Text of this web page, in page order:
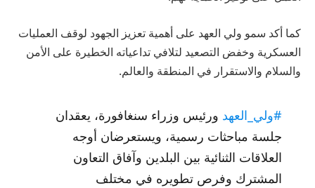
كما أكد سمو ولي العهد على أهمية تعزيز الجهود لوقف العمليات
العسكرية وخفض التصعيد لتلافي تداعياته الخطيرة على الأمن
والسلام والاستقرار في المنطقة والعالم.
#ولي_العهد ورئيس وزراء سنغافورة، يعقدان
جلسة مباحثات رسمية، ويستعرضان أوجه
العلاقات الثنائية بين البلدين وآفاق التعاون
المشترك وفرص تطويره في مختلف